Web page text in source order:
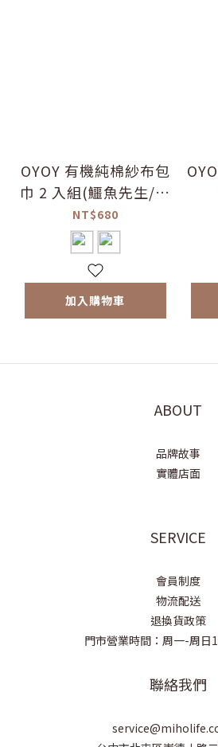
OYOY 有機純棉紗布包
巾 2 入組(鱷魚先生/巨
嘴鳥)
NT$680
加入購物車
ABOUT
品牌故事
實體店面
SERVICE
會員制度
物流配送
退換貨政策
門市營業時間：周一-周日
聯絡我們